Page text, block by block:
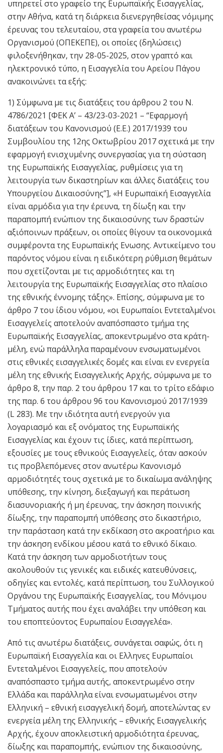
υπηρετεί στο γραφείο της Ευρωπαϊκής Εισαγγελίας,
στην Αθήνα, κατά τη διάρκεια διενεργηθείσας νόμιμης
έρευνας του τελευταίου, στα γραφεία του ανωτέρω
Οργανισμού (ΟΠΕΚΕΠΕ), οι οποίες (δηλώσεις)
φιλοξενήθηκαν, την 28-05-2025, στον γραπτό και
ηλεκτρονικό τύπο, η Εισαγγελία του Αρείου Πάγου
ανακοινώνει τα εξής:
1) Σύμφωνα με τις διατάξεις του άρθρου 2 του Ν.
4786/2021 [ΦΕΚ Α’ – 43/23-03-2021 – “Εφαρμογή
διατάξεων του Κανονισμού (Ε.Ε.) 2017/1939 του
Συμβουλίου της 12ης Οκτωβρίου 2017 σχετικά με την
εφαρμογή ενισχυμένης συνεργασίας για τη σύσταση
της Ευρωπαϊκής Εισαγγελίας, ρυθμίσεις για τη
λειτουργία των δικαστηρίων και άλλες διατάξεις του
Υπουργείου Δικαιοσύνης”], «Η Ευρωπαϊκή Εισαγγελία
είναι αρμόδια για την έρευνα, τη δίωξη και την
παραπομπή ενώπιον της δικαιοσύνης των δραστών
αξιόποινων πράξεων, οι οποίες θίγουν τα οικονομικά
συμφέροντα της Ευρωπαϊκής Ενωσης. Αντικείμενο του
παρόντος νόμου είναι η ειδικότερη ρύθμιση θεμάτων
που σχετίζονται με τις αρμοδιότητες και τη
λειτουργία της Ευρωπαϊκής Εισαγγελίας στο πλαίσιο
της εθνικής έννομης τάξης». Επίσης, σύμφωνα με το
άρθρο 7 του ίδιου νόμου, «οι Ευρωπαίοι Εντεταλμένοι
Εισαγγελείς αποτελούν αναπόσπαστο τμήμα της
Ευρωπαϊκής Εισαγγελίας, αποκεντρωμένο στα κράτη-
μέλη, ενώ παράλληλα παραμένουν ενσωματωμένοι
στις εθνικές εισαγγελικές δομές και είναι εν ενεργεία
μέλη της εθνικής Εισαγγελικής Αρχής, σύμφωνα με το
άρθρο 8, την παρ. 2 του άρθρου 17 και το τρίτο εδάφιο
της παρ. 6 του άρθρου 96 του Κανονισμού 2017/1939
(L 283). Με την ιδιότητα αυτή ενεργούν για
λογαριασμό και εξ ονόματος της Ευρωπαϊκής
Εισαγγελίας και έχουν τις ίδιες, κατά περίπτωση,
εξουσίες με τους εθνικούς Εισαγγελείς, όταν ασκούν
τις προβλεπόμενες στον ανωτέρω Κανονισμό
αρμοδιότητές τους σχετικά με το δικαίωμα ανάληψης
υπόθεσης, την κίνηση, διεξαγωγή και περάτωση
διασυνοριακής ή μη έρευνας, την άσκηση ποινικής
δίωξης, την παραπομπή υπόθεσης στο δικαστήριο,
την παράσταση κατά την εκδίκαση στο ακροατήριο και
την άσκηση ενδίκου μέσου κατά το εθνικό δίκαιο.
Κατά την άσκηση των αρμοδιοτήτων τους
ακολουθούν τις γενικές και ειδικές κατευθύνσεις,
οδηγίες και εντολές, κατά περίπτωση, του Συλλογικού
Οργάνου της Ευρωπαϊκής Εισαγγελίας, του Μόνιμου
Τμήματος αυτής που έχει αναλάβει την υπόθεση και
του εποπτεύοντος Ευρωπαίου Εισαγγελέα».
Από τις ανωτέρω διατάξεις, συνάγεται σαφώς, ότι η
Ευρωπαϊκή Εισαγγελία και οι Ελληνες Ευρωπαίοι
Εντεταλμένοι Εισαγγελείς, που αποτελούν
αναπόσπαστο τμήμα αυτής, αποκεντρωμένο στην
Ελλάδα και παράλληλα είναι ενσωματωμένοι στην
Ελληνική – εθνική εισαγγελική δομή, αποτελώντας εν
ενεργεία μέλη της Ελληνικής – εθνικής Εισαγγελικής
Αρχής, έχουν αποκλειστική αρμοδιότητα έρευνας,
δίωξης και παραπομπής, ενώπιον της δικαιοσύνης,